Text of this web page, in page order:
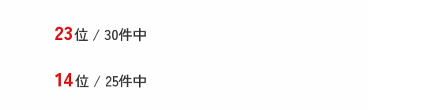
23位 / 30件中
14位 / 25件中